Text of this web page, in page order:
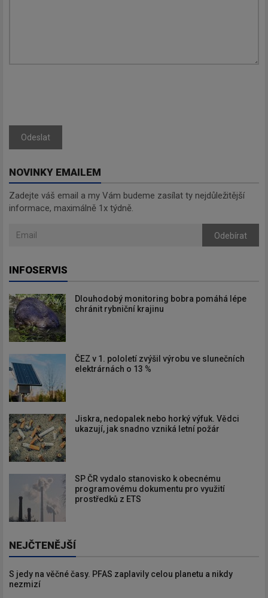
Odeslat
NOVINKY EMAILEM
Zadejte váš email a my Vám budeme zasílat ty nejdůležitější
informace, maximálně 1x týdně.
Odebírat
INFOSERVIS
Dlouhodobý monitoring bobra pomáhá lépe
chránit rybniční krajinu
ČEZ v 1. pololetí zvýšil výrobu ve slunečních
elektrárnách o 13 %
Jiskra, nedopalek nebo horký výfuk. Vědci
ukazují, jak snadno vzniká letní požár
SP ČR vydalo stanovisko k obecnému
programovému dokumentu pro využití
prostředků z ETS
NEJČTENĚJŠÍ
S jedy na věčné časy. PFAS zaplavily celou planetu a nikdy
nezmizí